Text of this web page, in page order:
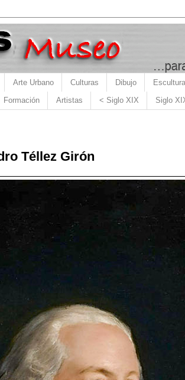
Arte Urbano Culturas Dibujo Escultura
Formación Artistas < Siglo XIX Siglo
Téllez Girón